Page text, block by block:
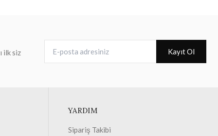
ilk siz
Kayıt Ol
YARDIM
Sipariş Takibi